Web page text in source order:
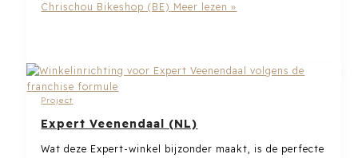
Chrischou Bikeshop (BE) Meer lezen »
Project
Expert Veenendaal (NL)
Wat deze Expert-winkel bijzonder maakt, is de perfecte